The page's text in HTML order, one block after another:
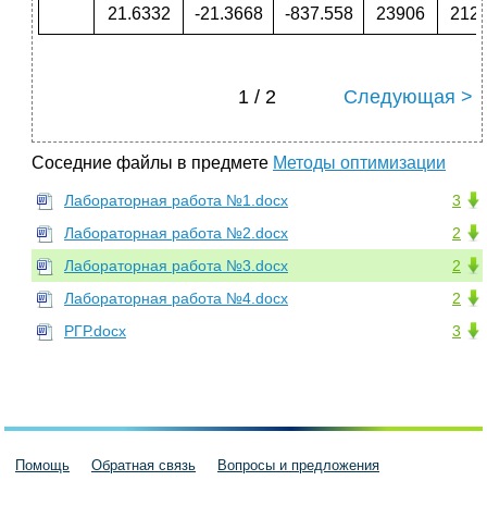
21.6332 -21.3668 -837.558 23906
1 / 2 Следующая >
Соседние файлы в предмете Методы оптимизации
3
Лабораторная работа №1.docx
2
Лабораторная работа №2.docx
2
Лабораторная работа №3.docx
2
Лабораторная работа №4.docx
3
РГР.docx
Помощь Обратная связь Вопросы и предложения